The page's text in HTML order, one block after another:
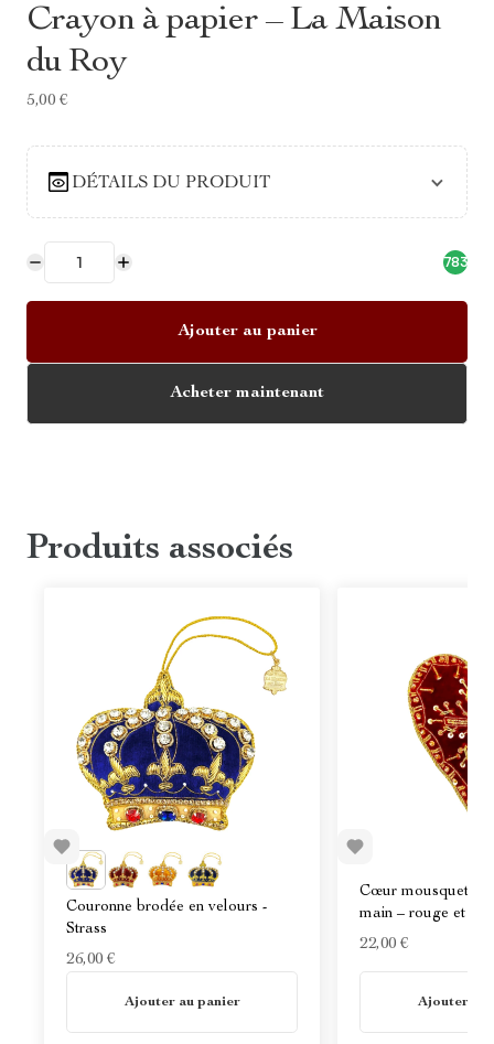
Crayon à papier – La Maison
du Roy
5,00 €
DÉTAILS DU PRODUIT
783
Ajouter au panier
Acheter maintenant
Produits associés
Couronne brodée en velours -
Strass
26,00 €
Ajouter au panier
Cœur
main – rouge et
22,00 €
Ajouter au